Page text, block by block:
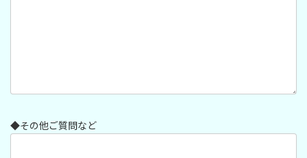
◆その他ご質問など